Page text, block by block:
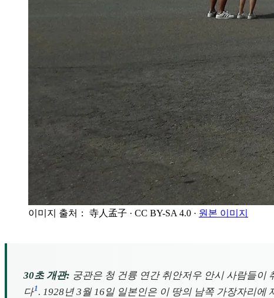
이미지 출처： 寺人孟子 · CC BY-SA 4.0 · 원본 이미지
30초 개관: 궁관은 청 건륭 연간 취안저우 안시 사람들이
다1. 1928년 3월 16일 일본인은 이 땅의 남쪽 가장자리